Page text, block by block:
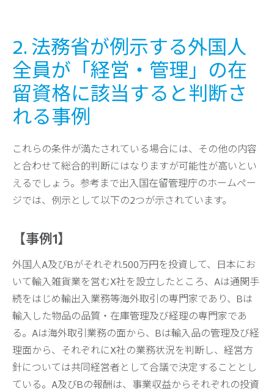
2. 法務省が例示する外国人
全員が「経営・管理」の在
留資格に該当すると判断さ
れる事例
これらの条件が満たされている場合には、その他の内容
と合わせて総合的判断にはなりますが可能性が高いとい
えるでしょう。参考まで出入国在留管理庁のホームペー
ジでは、例示として以下の2つが示されています。
【事例1】
外国人A及びBがそれぞれ500万円を投資して、日本にお
いて輸入雑貨業を営むX社を設立したところ、Aは通関手
続をはじめ輸出入業務等海外取引の専門家であり、Bは
輸入した物品の品質・在庫管理及び経理の専門家であ
る。Aは海外取引業務の面から、Bは輸入品の管理及び経
理面から、それぞれにX社の業務状況を判断し、経営方
針については共同経営者として合議で決定することとし
ている。A及びBの報酬は、事業収益からそれぞれの投資